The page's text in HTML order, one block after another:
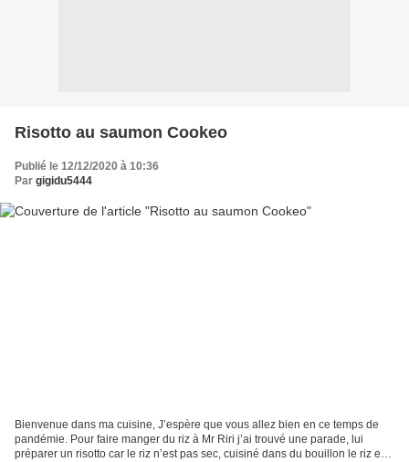
Risotto au saumon Cookeo
Publié le 12/12/2020 à 10:36
Par gigidu5444
Bienvenue dans ma cuisine, J’espère que vous allez bien en ce temps de
pandémie. Pour faire manger du riz à Mr Riri j’ai trouvé une parade, lui
préparer un risotto car le riz n’est pas sec, cuisiné dans du bouillon le riz est